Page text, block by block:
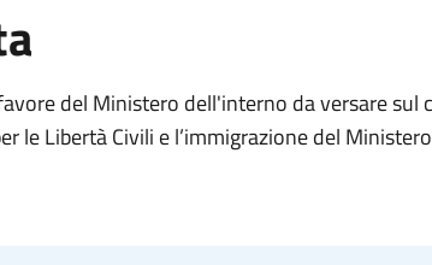
del Ministero dell'interno da versare
le Libertà Civili e l’immigrazione del